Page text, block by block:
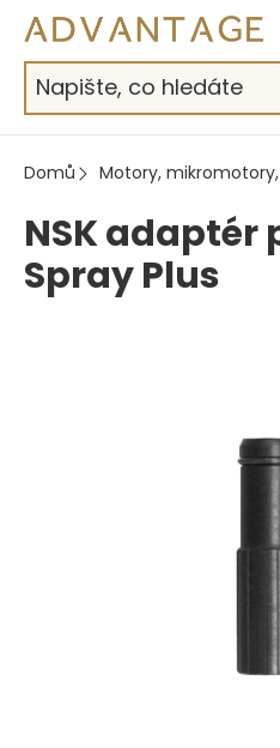
Přejít
obsah
Domů Motory,
NSK adaptér
Spray Plus